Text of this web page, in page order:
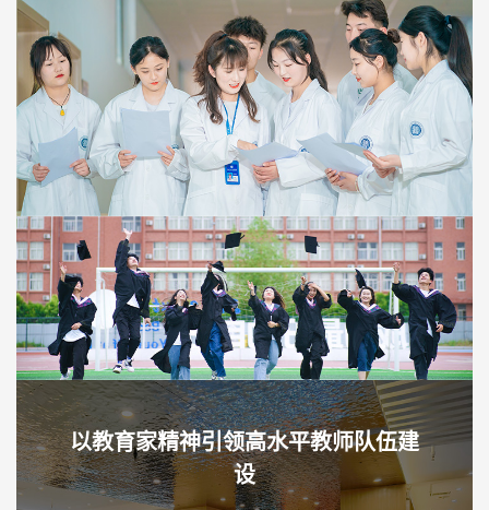
供人才供给支撑。
以教育家精神引领高水平教师队伍建
设